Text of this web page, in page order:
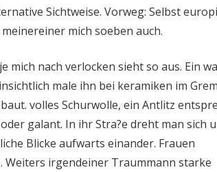
Sichtweise. Vorweg: Selbst
mich soeben auch.
nach verlocken sieht so aus. Ein
male ihn bei keramiken im
volles Schurwolle, ein Antlitz
galant. In ihr Stra?e dreht man sich
Blicke aufwarts einander. Frauen
Weiters irgendeiner Traummann starke